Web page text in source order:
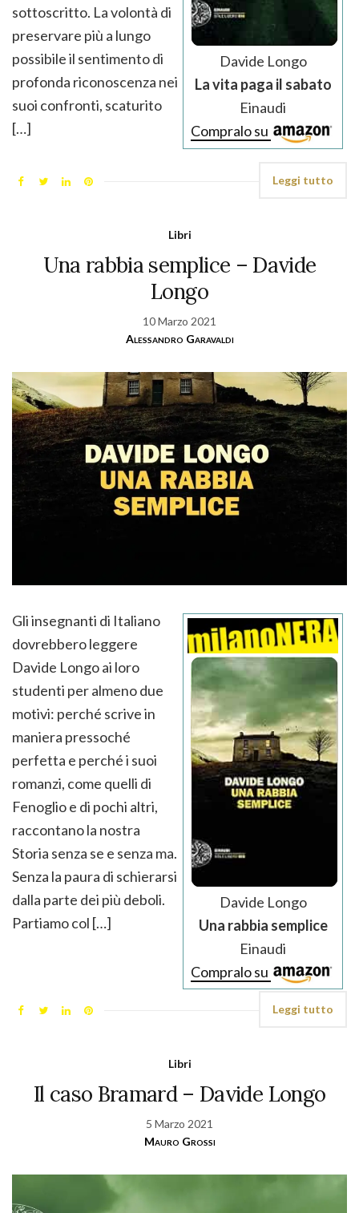
Davide Longo
La vita paga il sabato
Einaudi
Compralo su
sottoscritto. La volontà di
preservare più a lungo
possibile il sentimento di
profonda riconoscenza nei
suoi confronti, scaturito
[…]
Leggi tutto
Libri
Una rabbia semplice – Davide
Longo
10 Marzo 2021
Alessandro Garavaldi
Davide Longo
Una rabbia semplice
Einaudi
Compralo su
Gli insegnanti di Italiano
dovrebbero leggere
Davide Longo ai loro
studenti per almeno due
motivi: perché scrive in
maniera pressoché
perfetta e perché i suoi
romanzi, come quelli di
Fenoglio e di pochi altri,
raccontano la nostra
Storia senza se e senza ma.
Senza la paura di schierarsi
dalla parte dei più deboli.
Partiamo col […]
Leggi tutto
Libri
Il caso Bramard – Davide Longo
5 Marzo 2021
Mauro Grossi